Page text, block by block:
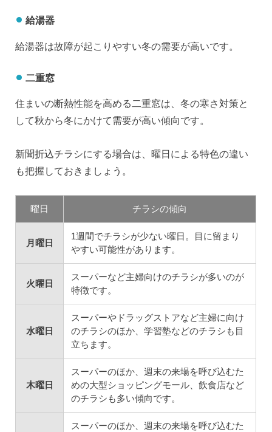
給湯器
給湯器は故障が起こりやすい冬の需要が高いです。
二重窓
住まいの断熱性能を高める二重窓は、冬の寒さ対策と
して秋から冬にかけて需要が高い傾向です。
新聞折込チラシにする場合は、曜日による特色の違い
も把握しておきましょう。
曜日 チラシの傾向
月曜日
1週間でチラシが少ない曜日。目に留まり
やすい可能性があります。
火曜日
スーパーなど主婦向けのチラシが多いのが
特徴です。
水曜日
スーパーやドラッグストアなど主婦に向け
のチラシのほか、学習塾などのチラシも目
立ちます。
木曜日
スーパーのほか、週末の来場を呼び込むた
めの大型ショッピングモール、飲食店など
のチラシも多い傾向です。
スーパーのほか、週末の来場を呼び込むた